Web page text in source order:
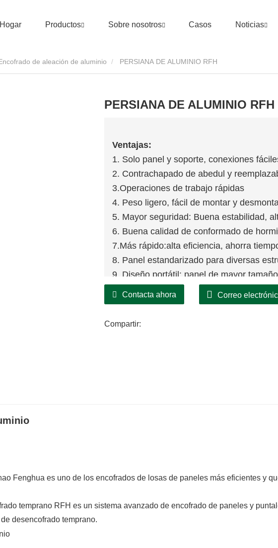
Hogar Productos Sobre nosotros Casos Noticias
de aleación de aluminio PERSIANA DE ALUMINIO RFH
PERSIANA DE ALUMINIO RFH
Ventajas:
1. Solo panel y soporte, conexiones
2. Contrachapado de abedul y
3.Operaciones de trabajo rápidas
4. Peso ligero, fácil de montar y
5. Mayor seguridad: Buena estabilidad,
6. Buena calidad de conformado de
7.Más rápido:alta eficiencia, ahorra
8. Panel estandarizado para diversas
9. Diseño portátil: panel de mayor
Contacta ahora Correo
Compartir:
Fenghua es uno de los encofrados de losas de paneles más eficientes y
temprano RFH es un sistema avanzado de encofrado de paneles y
desencofrado temprano.